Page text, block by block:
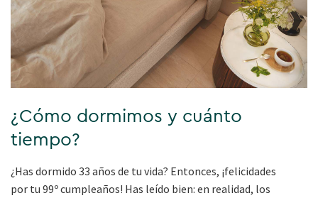
¿Cómo dormimos y cuánto
tiempo?
¿Has dormido 33 años de tu vida? Entonces, ¡felicidades
por tu 99º cumpleaños! Has leído bien: en realidad, los